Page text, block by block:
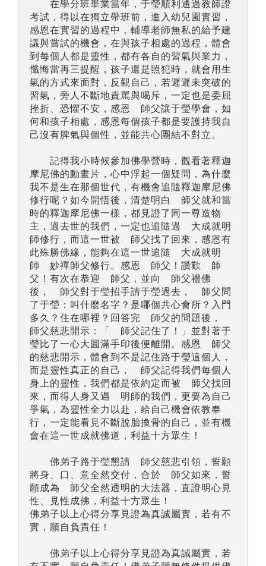
在學分班畢業當年，于瑩順利通過教師證
考試，得以在獨立帶班前，進入幼兒園實習，
感恩在實習的過程中，輔導老師無私的給予建
議與嘗試的機會，在與孩子相處的過程，體會
到每個人都是靈性，都有各自的習氣與業力，
懺悔當再三提醒，孩子還是照犯時，就會用生
氣的方式來面對，反觀自己，若遲遲未突破的
習氣，旁人不斷地責罵與喝斥，一定也是委屈
挫折、恐懼不安，感恩 師父讓于瑩學會，如
何和孩子相處，感恩每個孩子都是要護持我自
己沒有脾氣與個性，並能共心團結不對立。
記得我小時候參加佛學營時，觀看著釋迦
摩尼佛的動畫片，心中浮起一個疑問，為什麼
我不是生在那個世代，有機會追隨釋迦摩尼佛
修行呢？如今開悟後，清楚明白 師父就和當
時的釋迦摩尼佛一樣，都見證了同一尊造物
主，過去世的我們，一定也追隨過 大成就明
師修行，而這一世被 師父找了回來，感恩有
此殊勝佛緣，能夠在這一世追隨 大成就明
師 妙禪師父修行。感恩 師父！讚歎 師
父！有次在恭迎 師父，並向 師父禮佛
後， 師父對于瑩招手請于瑩過去， 師父問
了于瑩：叫什麼名字？是哪個共心會所？入門
多久？住在哪裡？回答完 師父的問題後，
師父慈悲開示：「 師父記住了！」並對著于
瑩比了一心大圓滿手印後便離開。感恩 師父
的慈悲開示，體會到不是記住路于瑩這個人，
而是靈性真正的自己， 師父記得我們每個人
身上的靈性，我們都是依約定而被 師父找回
來，而得人身又遇 明師的我們，更要為自己
爭氣，為靈性全力以赴，給自己機會依教奉
行，一定能看見不斷脫胎換骨的自己，並有機
會在這一世成就佛道，利益十方眾生！
佛弟子路于瑩懇請 師父慈悲引領，誓願
將身、口、意全然交付，合於 師父如來，誓
願成為 師父全然透明的大法器，直證明心見
性、見性成佛，利益十方眾生！
佛弟子以上心得分享見證為真誠屬實，若有不
實，願自負責任！
佛弟子以上心得分享見證為真誠屬實，若